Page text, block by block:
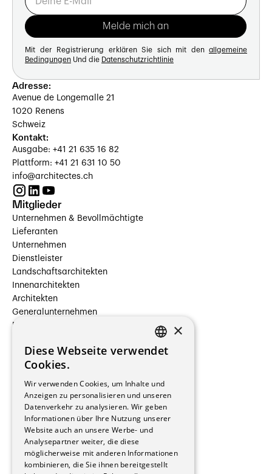
Mit der Registrierung erklären Sie sich mit den allgemeine
Bedingungen Und die Datenschutzrichtlinie
Adresse:
Avenue de Longemalle 21
1020 Renens
Schweiz
Kontakt:
Ausgabe: +41 21 635 16 82
Plattform: +41 21 631 10 50
info@architectes.ch
Mitglieder
Unternehmen & Bevollmächtigte
Lieferanten
Unternehmen
Dienstleister
Landschaftsarchitekten
Innenarchitekten
Architekten
Generalunternehmen
Beauftragte Unternehmen
Hersteller/Lieferanten
Bauherrschaften
Immobilienverwaltungsgesellschaften
Stockwerkeigentum
Reportagen
Wohnungen
Renovierungen
Innere Umbauten
Gastgewerbe und Tourismus
FRENCH
×
Diese Webseite verwendet
Cookies.
Wir verwenden Cookies, um Inhalte und
Anzeigen zu personalisieren und unseren
Datenverkehr zu analysieren. Wir geben
Informationen über Ihre Nutzung unserer
Website auch an unsere Werbe- und
Analysepartner weiter, die diese
möglicherweise mit anderen Informationen
kombinieren, die Sie ihnen bereitgestellt